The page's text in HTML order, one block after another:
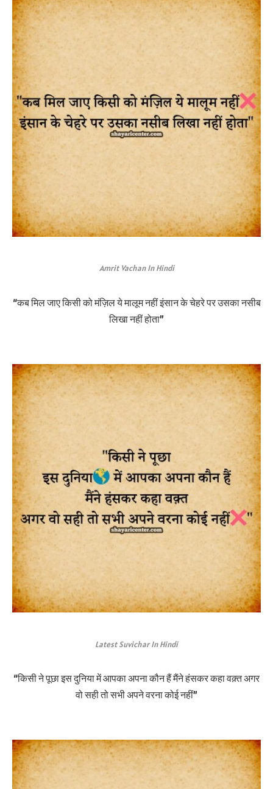
Amrit Vachan In Hindi
“कब मिल जाए किसी को मंज़िल ये मालूम नहीं इंसान के चेहरे पर उसका नसीब
लिखा नहीं होता”
Latest Suvichar In Hindi
“किसी ने पूछा इस दुनिया में आपका अपना कौन हैं मैंने हंसकर कहा वक़्त अगर
वो सही तो सभी अपने वरना कोई नहीं”